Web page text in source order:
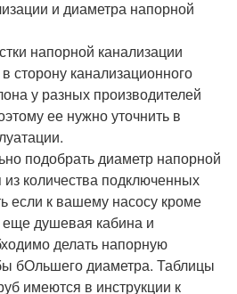
и диаметра напорной
напорной канализации
сторону канализационного
у разных производителей
ее нужно уточнить в
подобрать диаметр напорной
из количества подключенных
если к вашему насосу кроме
душевая кабина и
делать напорную
бОльшего диаметра. Таблицы
имеются в инструкции к